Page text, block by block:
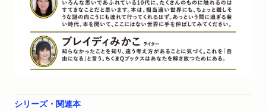
シリーズ・関連本